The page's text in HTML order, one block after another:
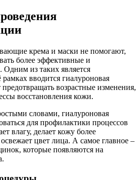
крема и маски не помогают,
более эффективные и
из таких является
вводится гиалуроновая
возрастные изменения,
восстановления кожи.
словами, гиалуроновая
для профилактики процессов
влагу, делает кожу более
цвет лица. А самое главное –
которые появляются на